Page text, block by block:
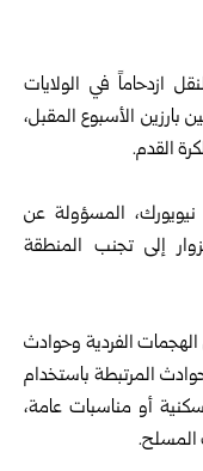
ازدحاماً في الولايات
بارزين الأسبوع المقبل،
القدم.
المسؤولة عن
إلى تجنب المنطقة
الفردية وحوادث
المرتبطة باستخدام
سكنية أو مناسبات عامة،
المسلح.